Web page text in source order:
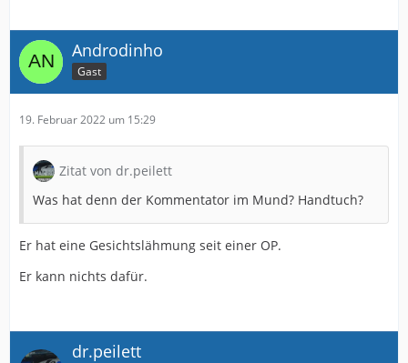
Androdinho
Gast
19. Februar 2022 um 15:29
Zitat von dr.peilett
Was hat denn der Kommentator im Mund? Handtuch?
Er hat eine Gesichtslähmung seit einer OP.
Er kann nichts dafür.
dr.peilett